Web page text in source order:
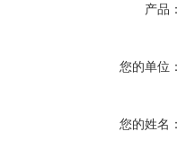
产品：
您的单位：
您的姓名：